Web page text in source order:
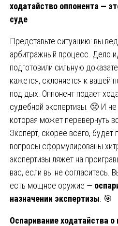
ходатайство оппонента —
суде
Представьте ситуацию: вы
арбитражный процесс. Дело
подготовили сильную
кажется, склоняется к вашей
под дых. Оппонент подаёт
судебной экспертизы. 😤 И
которая может перевернуть
Эксперт, скорее всего, будет
вопросы сформулированы
экспертизы ляжет на
вас, если вы не согласитесь.
есть мощное оружие —
назначении экспертизы . 🎯
Оспаривание ходатайства о